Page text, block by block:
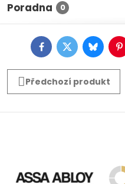
Poradna 0
FacebookTwitterBluesky
Předchozí produkt